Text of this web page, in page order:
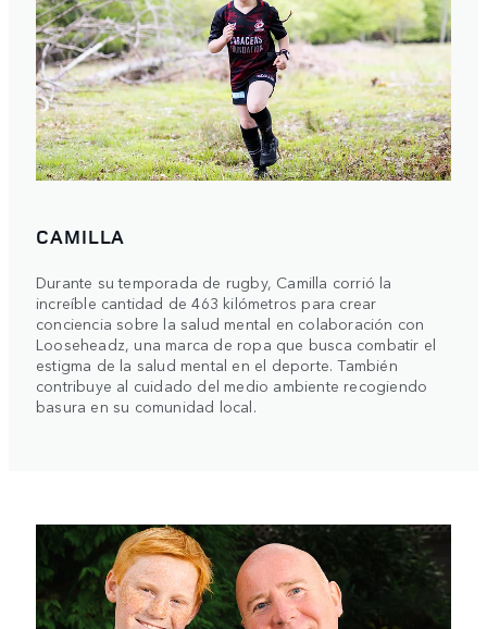
CAMILLA
Durante su temporada de rugby, Camilla corrió la
increíble cantidad de 463 kilómetros para crear
conciencia sobre la salud mental en colaboración con
Looseheadz, una marca de ropa que busca combatir el
estigma de la salud mental en el deporte. También
contribuye al cuidado del medio ambiente recogiendo
basura en su comunidad local.